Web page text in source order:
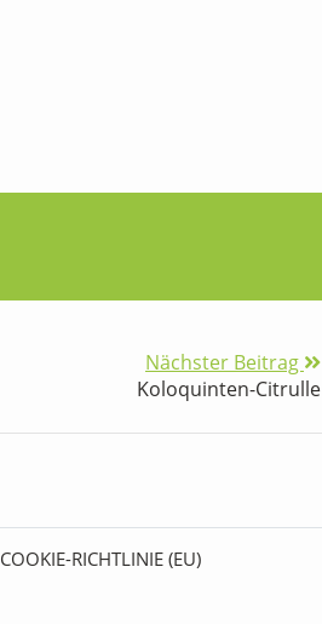
Nächster Beitrag
Koloquinten-Citrulle
COOKIE-RICHTLINIE (EU)